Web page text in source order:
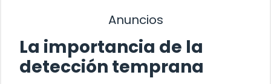
Anuncios
La importancia de la
detección temprana